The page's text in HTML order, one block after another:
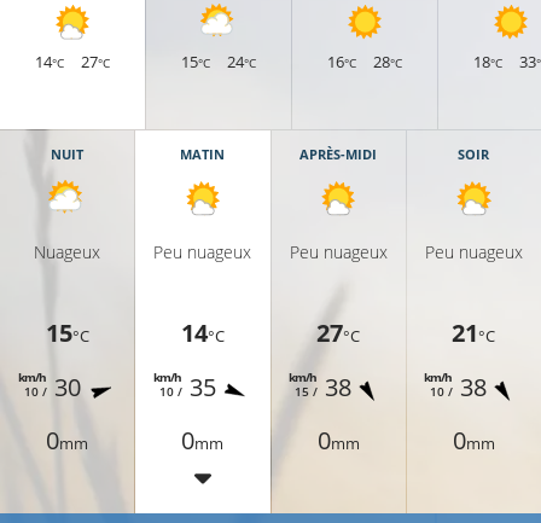
14°C 27°C 15°C 24°C 16°C 28°C 18°C 33
NUIT
Nuageux
15°C
10 /
km/h 30
0mm
MATIN
Peu nuageux
14°C
10 /
km/h 35
0mm
APRÈS-MIDI
Peu nuageux
27°C
15 /
km/h 38
0mm
SOIR
Peu nuageux
21°C
10 /
km/h 38
0mm